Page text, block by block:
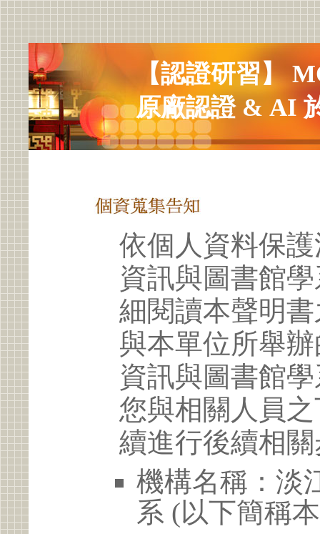
【認證研習】
原廠認證 & AI
依個人資料保
資訊與圖書館
細閱讀本聲明
與本單位所舉
資訊與圖書館
您與相關人員
續進行後續相
機構名稱：淡
系 (以下簡稱